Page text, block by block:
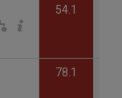
54.1
78.1